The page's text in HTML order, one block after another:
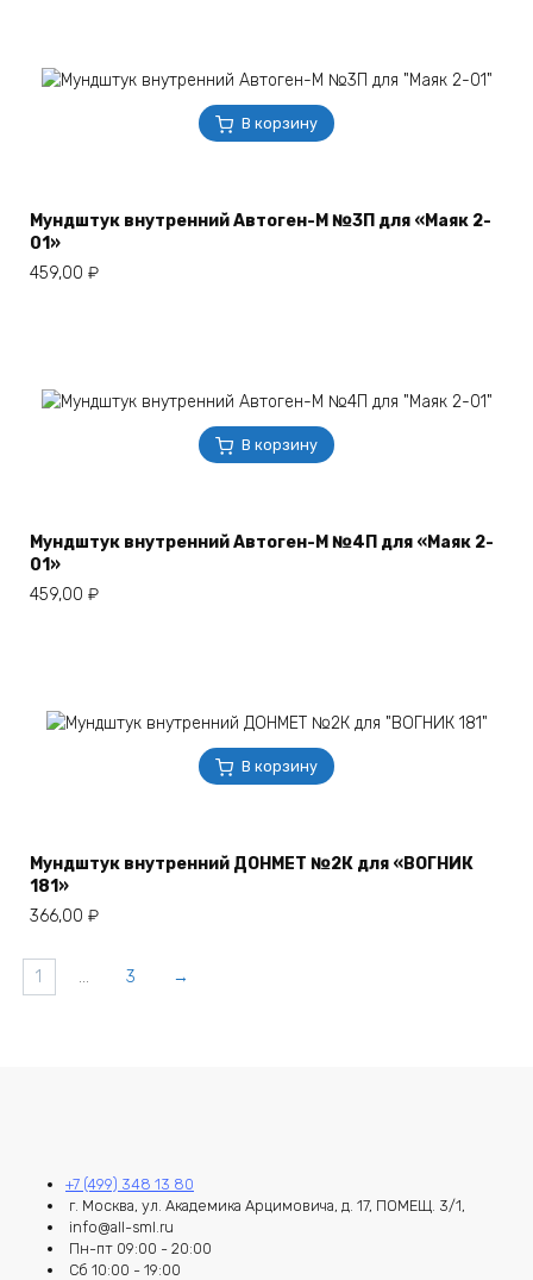
В корзину
Мундштук внутренний Автоген-М №3П для «Маяк 2-
01»
459,00 ₽
В корзину
Мундштук внутренний Автоген-М №4П для «Маяк 2-
01»
459,00 ₽
В корзину
Мундштук внутренний ДОНМЕТ №2К для «ВОГНИК
181»
366,00 ₽
1 … 3 →
+7 (499) 348 13 80
г. Москва, ул. Академика Арцимовича, д. 17, ПОМЕЩ. 3/1,
info@all-sml.ru
Пн-пт 09:00 - 20:00
Сб 10:00 - 19:00